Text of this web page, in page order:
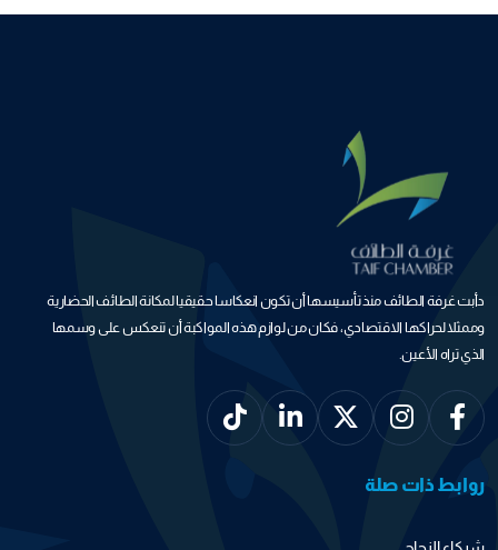
دأبت غرفة الطائف منذ تأسيسها أن تكون انعكاسا حقيقيا لمكانة الطائف الحضارية
وممثلا لحراكها الاقتصادي، فكان من لوازم هذه المواكبة أن تنعكس على وسمها
الذي تراه الأعين.
روابط ذات صلة